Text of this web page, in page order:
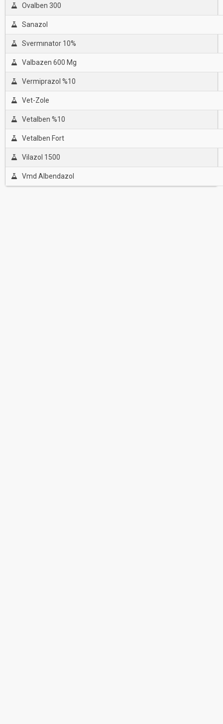
Ovalben 300
Sanazol
Svermınator 10%
Valbazen 600 Mg
Vermiprazol %10
Vet-Zole
Vetalben %10
Vetalben Fort
Vilazol 1500
Vmd Albendazol